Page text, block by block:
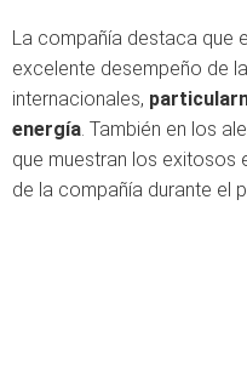
La compañía destaca que
excelente desempeño de
internacionales,
energía. También en los
que muestran los exitosos
de la compañía durante el